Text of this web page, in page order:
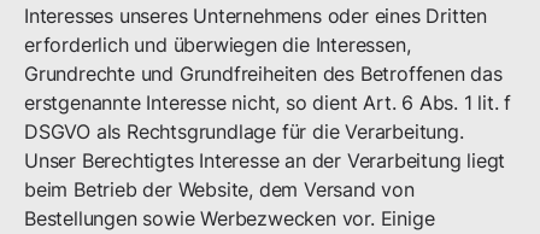
Interesses unseres Unternehmens oder eines Dritten
erforderlich und überwiegen die Interessen,
Grundrechte und Grundfreiheiten des Betroffenen das
erstgenannte Interesse nicht, so dient Art. 6 Abs. 1 lit. f
DSGVO als Rechtsgrundlage für die Verarbeitung.
Unser Berechtigtes Interesse an der Verarbeitung liegt
beim Betrieb der Website, dem Versand von
Bestellungen sowie Werbezwecken vor. Einige